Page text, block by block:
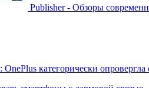
Publisher - Обзоры
категорически опровергла